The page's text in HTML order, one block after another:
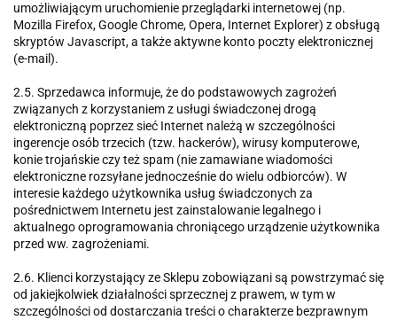
umożliwiającym uruchomienie przeglądarki internetowej (np.
Mozilla Firefox, Google Chrome, Opera, Internet Explorer) z obsługą
skryptów Javascript, a także aktywne konto poczty elektronicznej
(e-mail).
2.5. Sprzedawca informuje, że do podstawowych zagrożeń
związanych z korzystaniem z usługi świadczonej drogą
elektroniczną poprzez sieć Internet należą w szczególności
ingerencje osób trzecich (tzw. hackerów), wirusy komputerowe,
konie trojańskie czy też spam (nie zamawiane wiadomości
elektroniczne rozsyłane jednocześnie do wielu odbiorców). W
interesie każdego użytkownika usług świadczonych za
pośrednictwem Internetu jest zainstalowanie legalnego i
aktualnego oprogramowania chroniącego urządzenie użytkownika
przed ww. zagrożeniami.
2.6. Klienci korzystający ze Sklepu zobowiązani są powstrzymać się
od jakiejkolwiek działalności sprzecznej z prawem, w tym w
szczególności od dostarczania treści o charakterze bezprawnym